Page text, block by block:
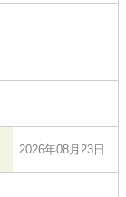
2026年08月23日